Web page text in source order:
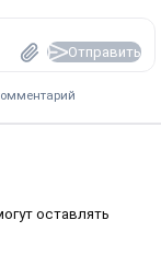
Отправить
оставлять